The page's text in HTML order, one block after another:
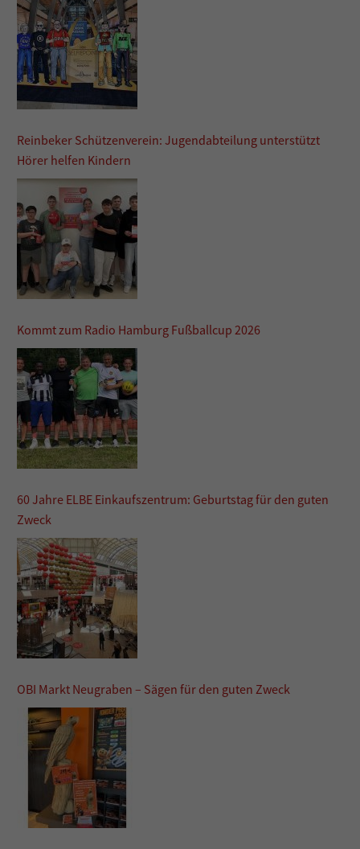
Reinbeker Schützenverein: Jugendabteilung unterstützt
Hörer helfen Kindern
Kommt zum Radio Hamburg Fußballcup 2026
60 Jahre ELBE Einkaufszentrum: Geburtstag für den guten
Zweck
OBI Markt Neugraben – Sägen für den guten Zweck